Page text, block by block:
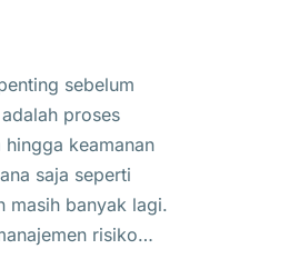
sebelum
proses
keamanan
saja seperti
masih banyak lagi.
risiko…